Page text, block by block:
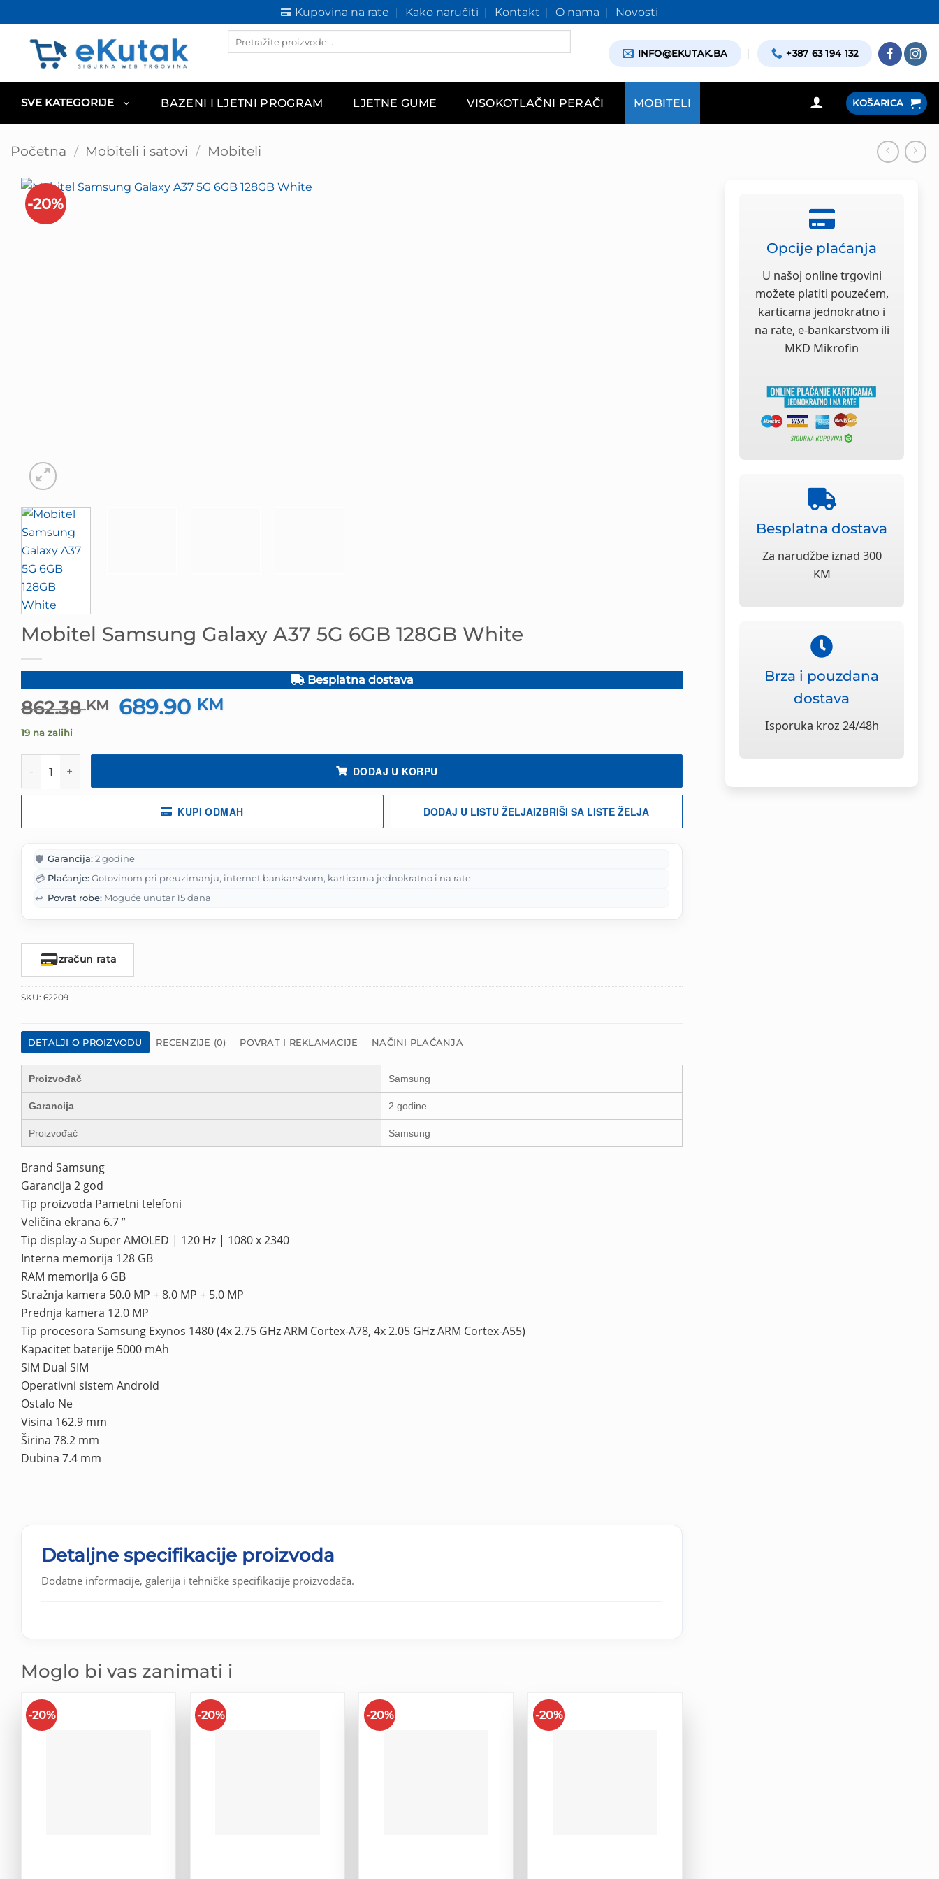
to
content
Kupovina na rate Kako naručiti Kontakt O nama Novosti
Products
INFO@EKUTAK.BA +387 63 194 132
SVE KATEGORIJE BAZENI I LJETNI PROGRAM LJETNE GUME VISOKOTLAČNI PERAČI MOBITELI KOŠARICA
Početna / Mobiteli i satovi / Mobiteli
Opcije plaćanja
U našoj online trgovini
možete platiti pouzećem,
karticama jednokratno i
na rate, e-bankarstvom ili
MKD Mikrofin
Besplatna dostava
Za narudžbe iznad 300
KM
Brza i pouzdana
dostava
Isporuka kroz 24/48h
-20%
Mobitel Samsung Galaxy A37 5G 6GB 128GB White
Besplatna dostava
862.38KM
Izvorna
cijena
je:
689.90 KM
689.90 KM.
19 na zalihi
DODAJ U KORPU
KUPI ODMAH DODAJ U LISTU ŽELJAIZBRIŠI SA LISTE ŽELJA
🛡️ Garancija:2 godine
💳 Plaćanje:Gotovinom pri preuzimanju, internet bankarstvom, karticama jednokratno i na rate
↩️ Povrat robe: Moguće unutar 15 dana
Izračun rata
SKU: 62209
DETALJI O PROIZVODU RECENZIJE (0) POVRAT I REKLAMACIJE NAČINI PLAĆANJA
Proizvođač Samsung
Garancija 2 godine
Proizvođač Samsung
Brand Samsung
Garancija 2 god
Tip proizvoda Pametni telefoni
Veličina ekrana 6.7 ”
Tip display-a Super AMOLED | 120 Hz | 1080 x 2340
Interna memorija 128 GB
RAM memorija 6 GB
Stražnja kamera 50.0 MP + 8.0 MP + 5.0 MP
Prednja kamera 12.0 MP
Tip procesora Samsung Exynos 1480 (4x 2.75 GHz ARM Cortex-A78, 4x 2.05 GHz ARM Cortex-A55)
Kapacitet baterije 5000 mAh
SIM Dual SIM
Operativni sistem Android
Ostalo Ne
Visina 162.9 mm
Širina 78.2 mm
Dubina 7.4 mm
Detaljne specifikacije proizvoda
Dodatne informacije, galerija i tehničke specifikacije proizvođača.
Moglo bi vas zanimati i
-20% -20% -20% -20%